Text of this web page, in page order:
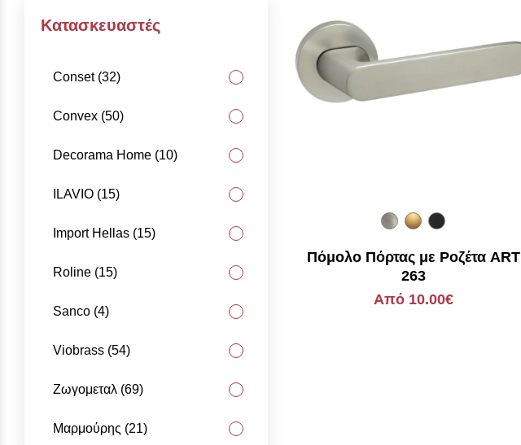
Κατασκευαστές
Conset (32)
Convex (50)
Decorama Home (10)
ILAVIO (15)
Import Hellas (15)
Roline (15)
Sanco (4)
Viobrass (54)
Ζωγομεταλ (69)
Μαρμούρης (21)
Πόμολο Πόρτας με Ροζέτα ART
263
Από 10.00€